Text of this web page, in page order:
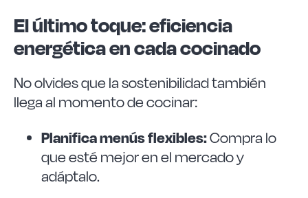
El último toque: eficiencia
energética en cada cocinado
No olvides que la sostenibilidad también
llega al momento de cocinar:
Planifica menús flexibles:Compra lo
que esté mejor en el mercado y
adáptalo.